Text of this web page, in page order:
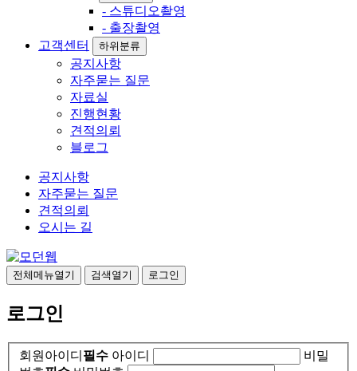
- 스튜디오촬영
- 출장촬영
고객센터
하위분류
공지사항
자주묻는 질문
자료실
진행현황
견적의뢰
블로그
공지사항
자주묻는 질문
견적의뢰
오시는 길
전체메뉴열기 검색열기 로그인
로그인
회원아이디 필수 아이디
비밀